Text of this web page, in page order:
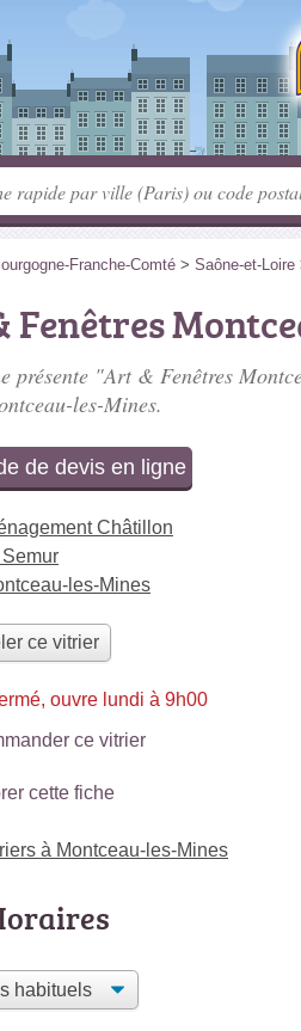
Franche-Comté > Saône-et-Loire
Fenêtres
présente "Art & Fenêtres
les-Mines.
de devis en ligne
Châtillon
les-Mines
ce vitrier
ouvre lundi à 9h00
ce vitrier
cette fiche
à Montceau-les-Mines